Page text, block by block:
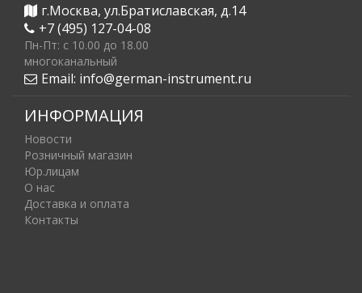
г.Москва, ул.Братиславская, д.14
+7 (495) 127-04-08
Пн-Пт: c 10.00 до 18.00
многоканальный
Email: info@german-instrument.ru
ИНФОРМАЦИЯ
Новости
Розничный магазин
Юр.лицам
О нас
Доставка и оплата
Контакты